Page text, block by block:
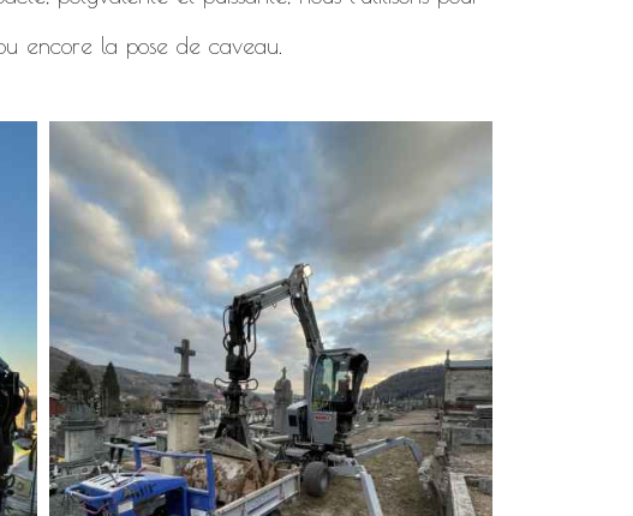
encore la pose de caveau.